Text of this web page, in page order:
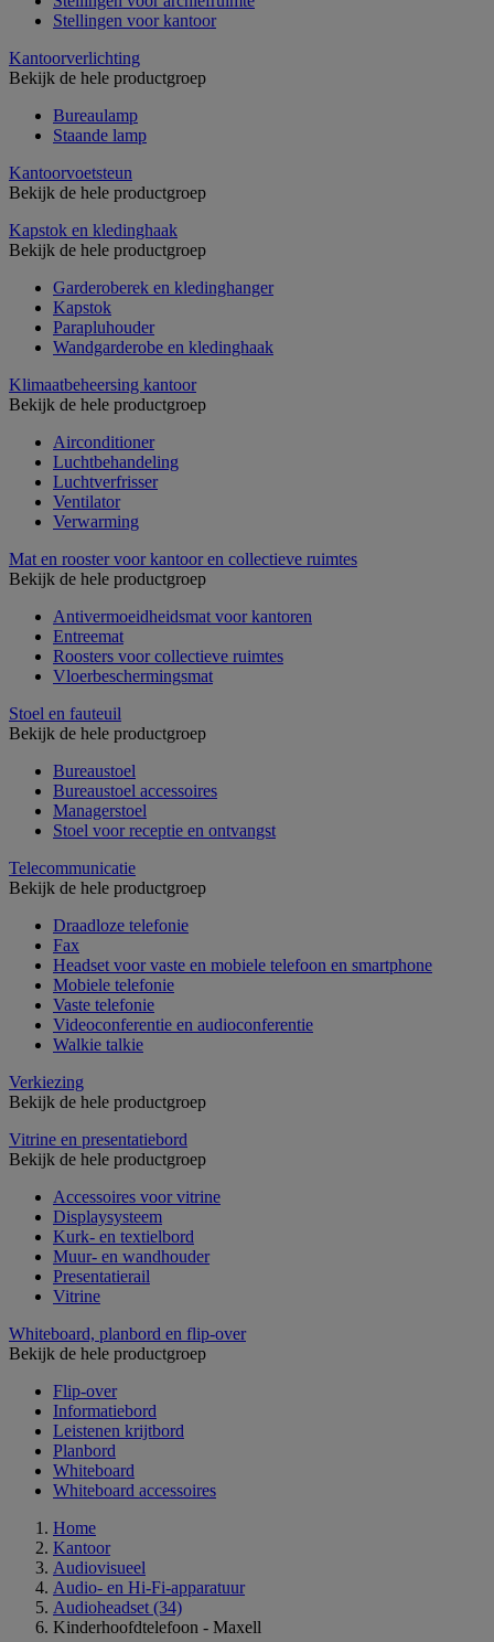
Stellingen voor kantoor
Kantoorverlichting
Bekijk de hele productgroep
Bureaulamp
Staande lamp
Kantoorvoetsteun
Bekijk de hele productgroep
Kapstok en kledinghaak
Bekijk de hele productgroep
Garderoberek en kledinghanger
Kapstok
Parapluhouder
Wandgarderobe en kledinghaak
Klimaatbeheersing kantoor
Bekijk de hele productgroep
Airconditioner
Luchtbehandeling
Luchtverfrisser
Ventilator
Verwarming
Mat en rooster voor kantoor en collectieve ruimtes
Bekijk de hele productgroep
Antivermoeidheidsmat voor kantoren
Entreemat
Roosters voor collectieve ruimtes
Vloerbeschermingsmat
Stoel en fauteuil
Bekijk de hele productgroep
Bureaustoel
Bureaustoel accessoires
Managerstoel
Stoel voor receptie en ontvangst
Telecommunicatie
Bekijk de hele productgroep
Draadloze telefonie
Fax
Headset voor vaste en mobiele telefoon en smartphone
Mobiele telefonie
Vaste telefonie
Videoconferentie en audioconferentie
Walkie talkie
Verkiezing
Bekijk de hele productgroep
Vitrine en presentatiebord
Bekijk de hele productgroep
Accessoires voor vitrine
Displaysysteem
Kurk- en textielbord
Muur- en wandhouder
Presentatierail
Vitrine
Whiteboard, planbord en flip-over
Bekijk de hele productgroep
Flip-over
Informatiebord
Leistenen krijtbord
Planbord
Whiteboard
Whiteboard accessoires
Home
Kantoor
Audiovisueel
Audio- en Hi-Fi-apparatuur
Audioheadset (34)
Kinderhoofdtelefoon - Maxell